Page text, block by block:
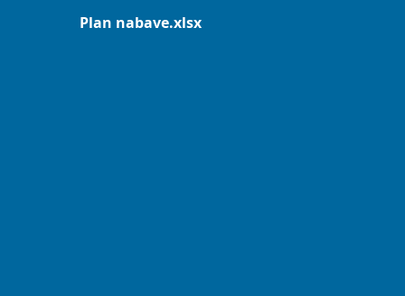
Plan nabave.xlsx